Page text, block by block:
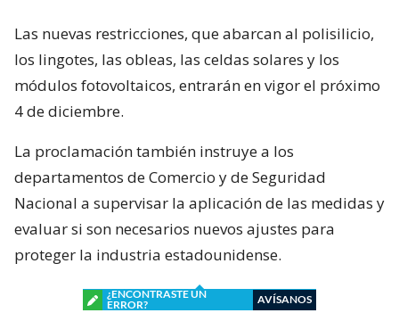
Las nuevas restricciones, que abarcan al polisilicio,
los lingotes, las obleas, las celdas solares y los
módulos fotovoltaicos, entrarán en vigor el próximo
4 de diciembre.
La proclamación también instruye a los
departamentos de Comercio y de Seguridad
Nacional a supervisar la aplicación de las medidas y
evaluar si son necesarios nuevos ajustes para
proteger la industria estadounidense.
¿ENCONTRASTE UN
ERROR?
AVÍSANOS